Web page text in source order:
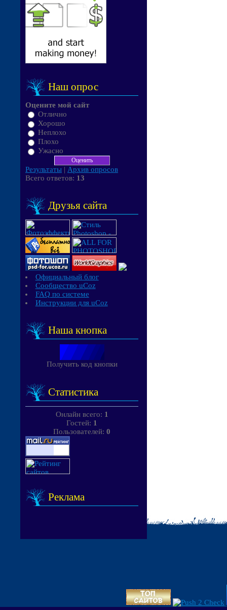
Наш опрос
Оцените мой сайт
Отлично
Хорошо
Неплохо
Плохо
Ужасно
Результаты | Архив опросов
Всего ответов: 13
Друзья сайта
Официальный блог
Сообщество uCoz
FAQ по системе
Инструкции для uCoz
Наша кнопка
Получить код кнопки
Статистика
Онлайн всего: 1
Гостей: 1
Пользователей: 0
Реклама